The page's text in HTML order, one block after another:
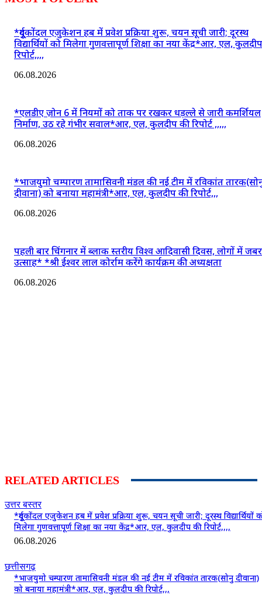
*दुर्गूकोंदल एजुकेशन हब में प्रवेश प्रक्रिया शुरू, चयन सूची जारी; दूरस्थ
विद्यार्थियों को मिलेगा गुणवत्तापूर्ण शिक्षा का नया केंद्र*आर, एल,
रिपोर्ट,,,,
06.08.2026
*एलडीए ज़ोन 6 में नियमों को ताक पर रखकर धड़ल्ले से जारी कमर्शियल
निर्माण, उठ रहे गंभीर सवाल*आर, एल, कुलदीप की रिपोर्ट ,,,,,
06.08.2026
*भाजयुमो चम्पारण तामासिवनी मंडल की नई टीम में रविकांत
दीवाना) को बनाया महामंत्री*आर, एल, कुलदीप की रिपोर्ट,,,
06.08.2026
पहली बार चिंगनार में ब्लाक स्तरीय विश्व आदिवासी दिवस, लोगों में
उत्साह* *श्री ईश्वर लाल कोर्राम करेंगे कार्यक्रम की अध्यक्षता
06.08.2026
RELATED ARTICLES
उत्तर बस्तर
*दुर्गूकोंदल एजुकेशन हब में प्रवेश प्रक्रिया शुरू, चयन सूची जारी; दूरस्थ विद्यार्थियों
मिलेगा गुणवत्तापूर्ण शिक्षा का नया केंद्र*आर, एल, कुलदीप की रिपोर्ट,,,,
06.08.2026
छत्तीसगढ़
*भाजयुमो चम्पारण तामासिवनी मंडल की नई टीम में रविकांत तारक(सोनु दीवाना)
को बनाया महामंत्री*आर, एल, कुलदीप की रिपोर्ट,,,